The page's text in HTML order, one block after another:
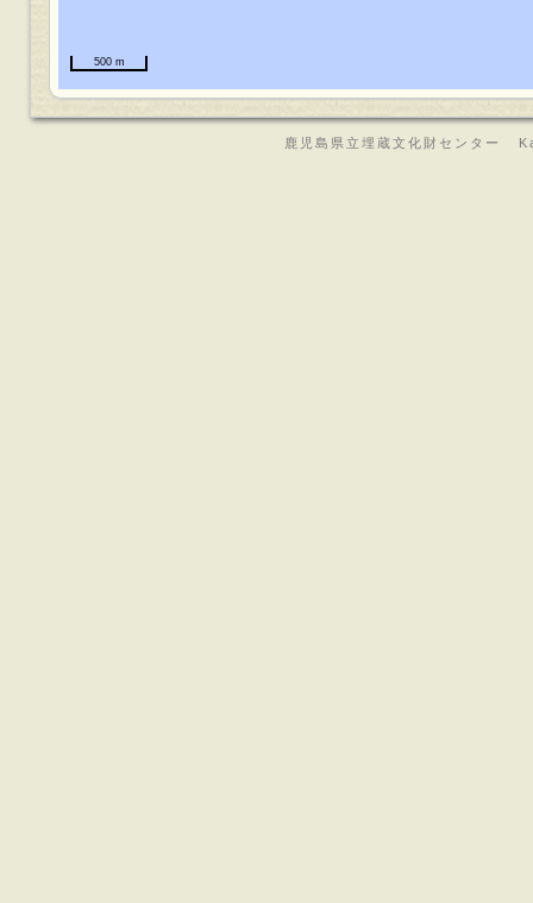
500 m
鹿児島県立埋蔵文化財センタ